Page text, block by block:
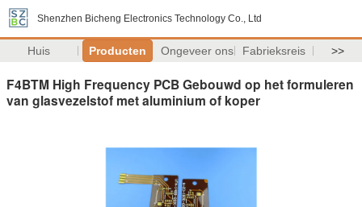
Shenzhen Bicheng Electronics Technology Co., Ltd
Huis Producten Ongeveer ons Fabrieksreis >>
F4BTM High Frequency PCB Gebouwd op het formuleren
van glasvezelstof met aluminium of koper